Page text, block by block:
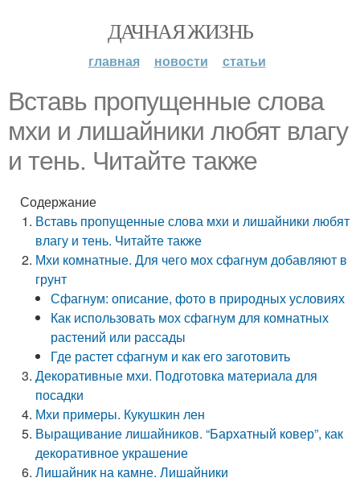
ДАЧНАЯ ЖИЗНЬ
главная новости статьи
Вставь пропущенные слова
мхи и лишайники любят влагу
и тень. Читайте также
Содержание
Вставь пропущенные слова мхи и лишайники любят
влагу и тень. Читайте также
Мхи комнатные. Для чего мох сфагнум добавляют в
грунт
Сфагнум: описание, фото в природных условиях
Как использовать мох сфагнум для комнатных
растений или рассады
Где растет сфагнум и как его заготовить
Декоративные мхи. Подготовка материала для
посадки
Мхи примеры. Кукушкин лен
Выращивание лишайников. “Бархатный ковер”, как
декоративное украшение
Лишайник на камне. Лишайники